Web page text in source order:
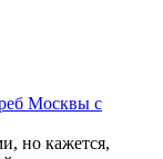
Москвы с
но кажется,